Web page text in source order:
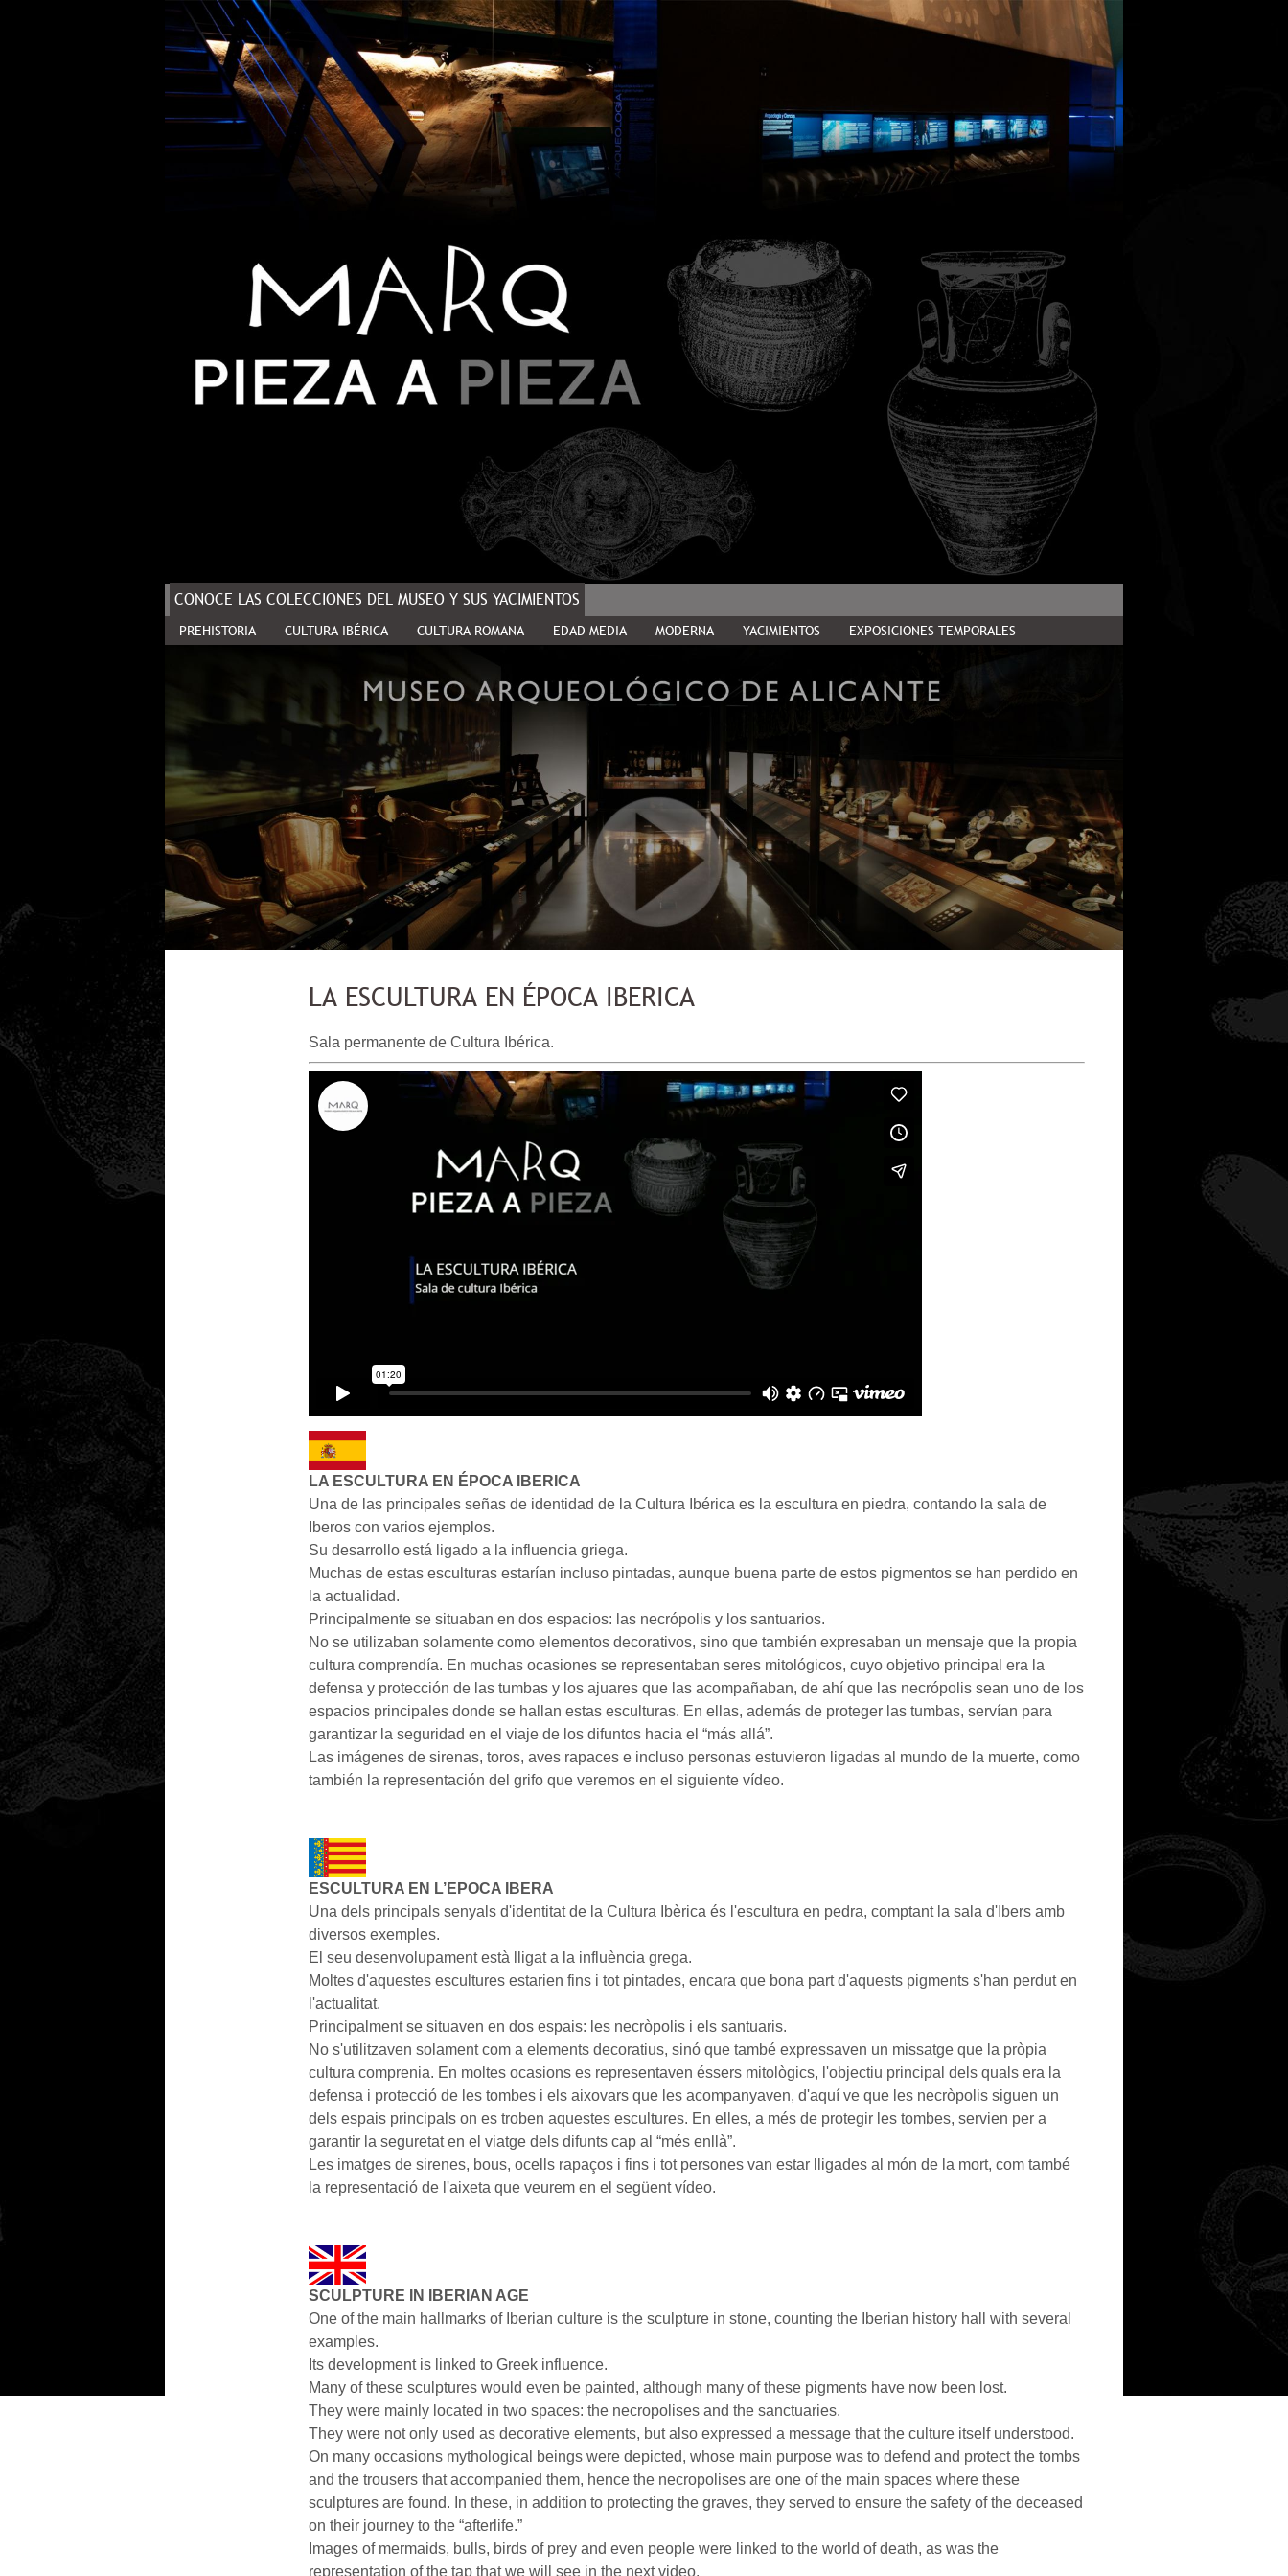
CONOCE LAS COLECCIONES DEL MUSEO Y SUS YACIMIENTOS
PREHISTORIA CULTURA IBÉRICA CULTURA ROMANA EDAD MEDIA MODERNA YACIMIENTOS EXPOSICIONES TEMPORALES
LA ESCULTURA EN ÉPOCA IBERICA
Sala permanente de Cultura Ibérica.
LA ESCULTURA EN ÉPOCA IBERICA
Una de las principales señas de identidad de la Cultura Ibérica es la escultura en piedra, contando la sala de
Iberos con varios ejemplos.
Su desarrollo está ligado a la influencia griega.
Muchas de estas esculturas estarían incluso pintadas, aunque buena parte de estos pigmentos se han perdido en
la actualidad.
Principalmente se situaban en dos espacios: las necrópolis y los santuarios.
No se utilizaban solamente como elementos decorativos, sino que también expresaban un mensaje que la propia
cultura comprendía. En muchas ocasiones se representaban seres mitológicos, cuyo objetivo principal era la
defensa y protección de las tumbas y los ajuares que las acompañaban, de ahí que las necrópolis sean uno de los
espacios principales donde se hallan estas esculturas. En ellas, además de proteger las tumbas, servían para
garantizar la seguridad en el viaje de los difuntos hacia el “más allá”.
Las imágenes de sirenas, toros, aves rapaces e incluso personas estuvieron ligadas al mundo de la muerte, como
también la representación del grifo que veremos en el siguiente vídeo.
ESCULTURA EN L’EPOCA IBERA
Una dels principals senyals d'identitat de la Cultura Ibèrica és l'escultura en pedra, comptant la sala d'Ibers amb
diversos exemples.
El seu desenvolupament està lligat a la influència grega.
Moltes d'aquestes escultures estarien fins i tot pintades, encara que bona part d'aquests pigments s'han perdut en
l'actualitat.
Principalment se situaven en dos espais: les necròpolis i els santuaris.
No s'utilitzaven solament com a elements decoratius, sinó que també expressaven un missatge que la pròpia
cultura comprenia. En moltes ocasions es representaven éssers mitològics, l'objectiu principal dels quals era la
defensa i protecció de les tombes i els aixovars que les acompanyaven, d'aquí ve que les necròpolis siguen un
dels espais principals on es troben aquestes escultures. En elles, a més de protegir les tombes, servien per a
garantir la seguretat en el viatge dels difunts cap al “més enllà”.
Les imatges de sirenes, bous, ocells rapaços i fins i tot persones van estar lligades al món de la mort, com també
la representació de l'aixeta que veurem en el següent vídeo.
SCULPTURE IN IBERIAN AGE
One of the main hallmarks of Iberian culture is the sculpture in stone, counting the Iberian history hall with several
examples.
Its development is linked to Greek influence.
Many of these sculptures would even be painted, although many of these pigments have now been lost.
They were mainly located in two spaces: the necropolises and the sanctuaries.
They were not only used as decorative elements, but also expressed a message that the culture itself understood.
On many occasions mythological beings were depicted, whose main purpose was to defend and protect the tombs
and the trousers that accompanied them, hence the necropolises are one of the main spaces where these
sculptures are found. In these, in addition to protecting the graves, they served to ensure the safety of the deceased
on their journey to the “afterlife.”
Images of mermaids, bulls, birds of prey and even people were linked to the world of death, as was the
representation of the tap that we will see in the next video.